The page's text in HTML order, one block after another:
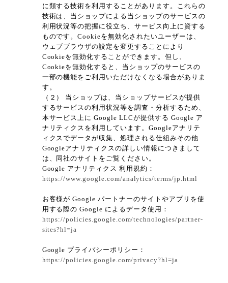
に類する技術を利用することがあります。これらの
技術は、当ショップによる当ショップのサービスの
利用状況等の把握に役立ち、サービス向上に資する
ものです。Cookieを無効化されたいユーザーは、
ウェブブラウザの設定を変更することにより
Cookieを無効化することができます。但し、
Cookieを無効化すると、当ショップのサービスの
一部の機能をご利用いただけなくなる場合がありま
す。
（２） 当ショップは、当ショップサービスが提供
するサービスの利用状況等を調査・分析するため、
本サービス上に Google LLCが提供する Google ア
ナリティクスを利用しています。Googleアナリテ
ィクスでデータが収集、処理される仕組みその他
Googleアナリティクスの詳しい情報につきまして
は、同社のサイトをご覧ください。
Google アナリティクス 利用規約：
https://www.google.com/analytics/terms/jp.html
お客様が Google パートナーのサイトやアプリを使
用する際の Google によるデータ使用：
https://policies.google.com/technologies/partner-
sites?hl=ja
Google プライバシーポリシー：
https://policies.google.com/privacy?hl=ja